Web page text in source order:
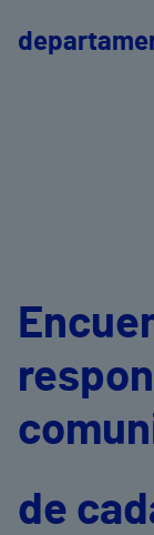
de